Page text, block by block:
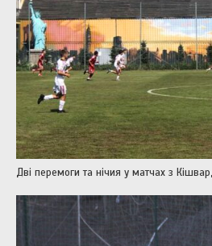
Дві перемоги та нічия у матчах з